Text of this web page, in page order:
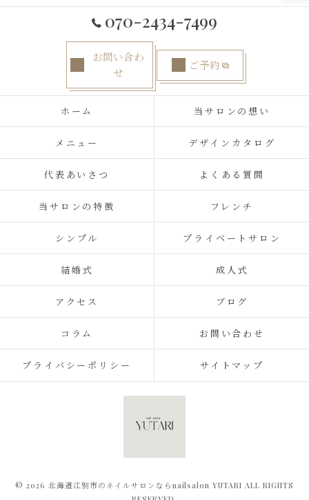
070-2434-7499
お問い合わ
せ
ご予約
ホーム 当サロンの想い
メニュー デザインカタログ
代表あいさつ よくある質問
当サロンの特徴 フレンチ
シンプル プライベートサロン
結婚式 成人式
アクセス ブログ
コラム お問い合わせ
プライバシーポリシー サイトマップ
© 2026 北海道江別市のネイルサロンならnailsalon YUTARI ALL RIGHTS